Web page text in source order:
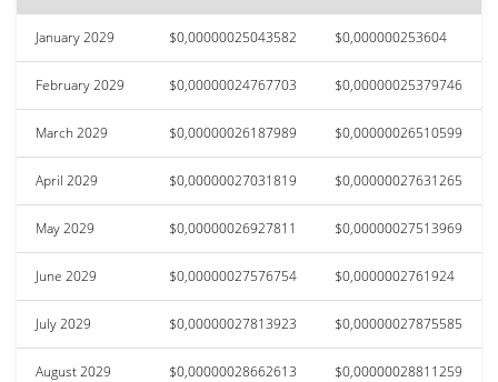
January 2029 $0,00000025043582 $0,000000253604
February 2029 $0,00000024767703 $0,00000025379746
March 2029 $0,00000026187989 $0,00000026510599
April 2029 $0,00000027031819 $0,00000027631265
May 2029 $0,00000026927811 $0,00000027513969
June 2029 $0,00000027576754 $0,0000002761924
July 2029 $0,00000027813923 $0,00000027875585
August 2029 $0,00000028662613 $0,00000028811259